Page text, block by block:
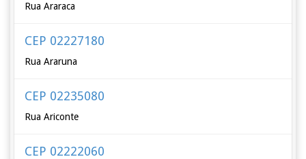
Rua Araraca
CEP 02227180
Rua Araruna
CEP 02235080
Rua Ariconte
CEP 02222060